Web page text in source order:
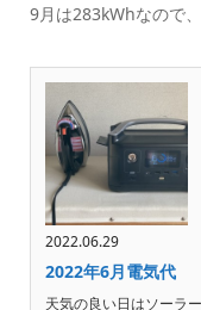
9月は283kWhなので
2022.06.29
2022年6月電気代
天気の良い日はソーラ